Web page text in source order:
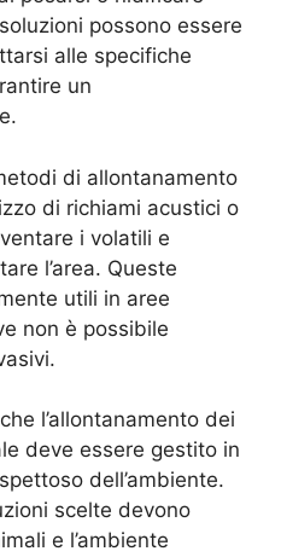
possono essere
alle specifiche
un
di allontanamento
di richiami acustici o
i volatili e
l’area. Queste
utili in aree
non è possibile
l’allontanamento dei
deve essere gestito in
dell’ambiente.
scelte devono
e l’ambiente